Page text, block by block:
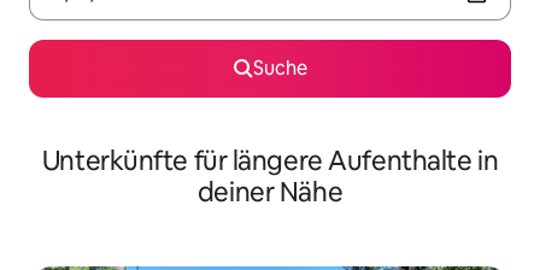
Suche
Unterkünfte für längere Aufenthalte in
deiner Nähe